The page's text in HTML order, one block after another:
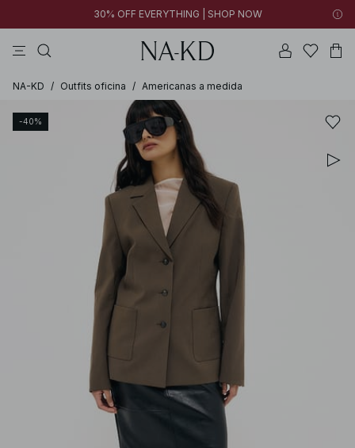
30% OFF EVERYTHING | SHOP NOW
NA-KD / Outfits oficina / Americanas a medida
-40%